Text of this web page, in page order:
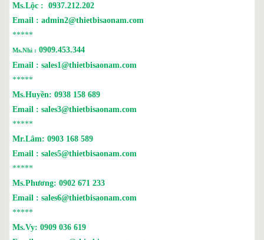
Ms.Lộc : 0937.212.202
Email : admin2@thietbisaonam.com
*****
Ms.Nhi : 0909.453.344
Email : sales1@thietbisaonam.com
*****
Ms.Huyền: 0938 158 689
Email : sales3@thietbisaonam.com
*****
Mr.Lâm: 0903 168 589
Email : sales5@thietbisaonam.com
*****
Ms.Phương: 0902 671 233
Email : sales6@thietbisaonam.com
*****
Ms.Vy: 0909 036 619